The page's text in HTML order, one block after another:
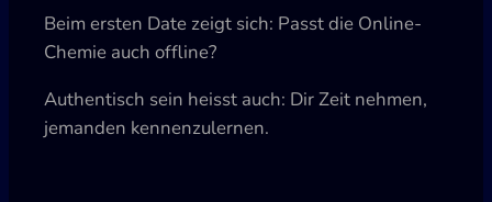
Beim ersten Date zeigt sich: Passt die Online-
Chemie auch offline?
Authentisch sein heisst auch: Dir Zeit nehmen,
jemanden kennenzulernen.